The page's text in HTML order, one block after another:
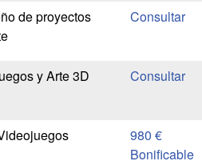
de proyectos
y Arte 3D
980 €
Bonificable